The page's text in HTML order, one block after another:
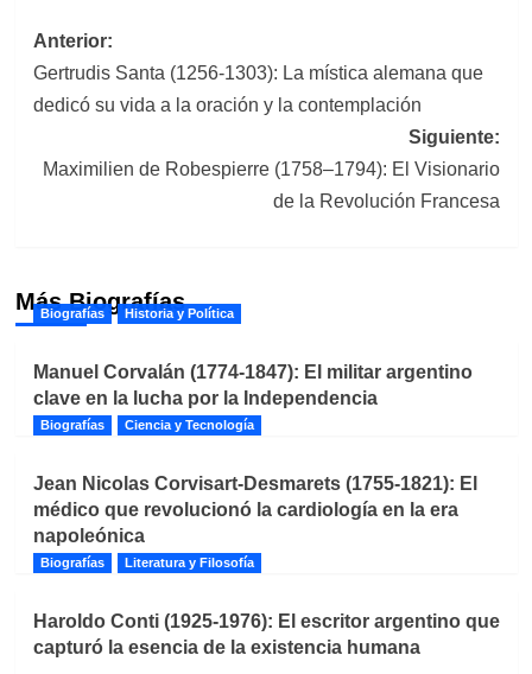
Navegación
de
Anterior:
Gertrudis Santa (1256-1303): La mística alemana que
dedicó su vida a la oración y la contemplación
Siguiente:
Maximilien de Robespierre (1758–1794): El Visionario
de la Revolución Francesa
Más Biografías
Biografías Historia y Política
Manuel Corvalán (1774-1847): El militar argentino
clave en la lucha por la Independencia
Biografías Ciencia y Tecnología
Jean Nicolas Corvisart-Desmarets (1755-1821): El
médico que revolucionó la cardiología en la era
napoleónica
Biografías Literatura y Filosofía
Haroldo Conti (1925-1976): El escritor argentino que
capturó la esencia de la existencia humana